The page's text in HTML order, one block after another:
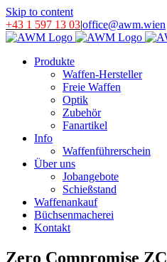
Skip to content
+43 1 597 13 03|office@awm.wien
Produkte
Waffen-Hersteller
Freie Waffen
Optik
Zubehör
Fanartikel
Info
Waffenführerschein
Über uns
Jobangebote
Schießstand
Waffenankauf
Büchsenmacherei
Kontakt
Zero Compromise